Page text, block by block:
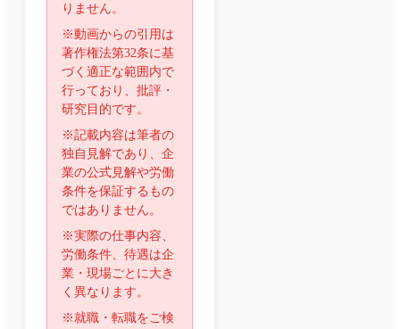
りません。
※動画からの引用は
著作権法第32条に基
づく適正な範囲内で
行っており、批評・
研究目的です。
※記載内容は筆者の
独自見解であり、企
業の公式見解や労働
条件を保証するもの
ではありません。
※実際の仕事内容、
労働条件、待遇は企
業・現場ごとに大き
く異なります。
※就職・転職をご検